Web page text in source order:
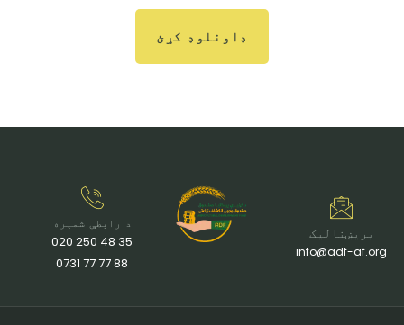
ډاونلوډ کړئ
بریښنالیک
info@adf-af.org
د رابطې شمېره
35 48 250 020
88 77 77 0731